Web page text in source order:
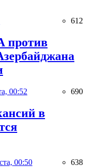
612
против
00:52 690
в
00:50 638